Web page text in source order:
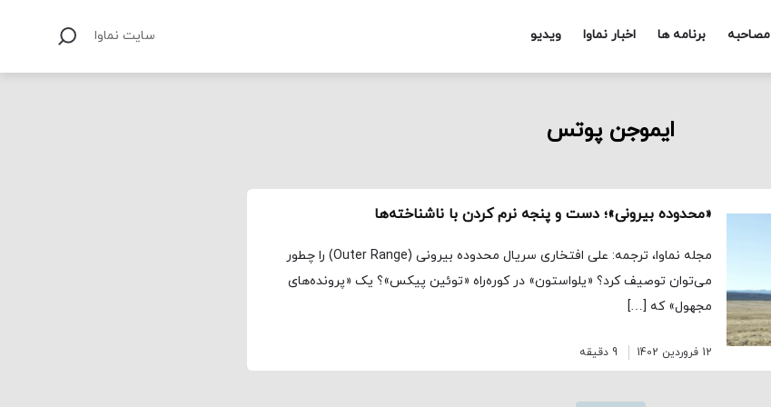
مصاحبه برنامه ها اخبار نماوا ویدیو سایت نماوا
ایموجن پوتس
«محدوده بیرونی»؛ دست و پنجه نرم کردن با ناشناخته‌ها
مجله نماوا، ترجمه: علی افتخاری سریال محدوده بیرونی (Outer Range) را چطور
می‌توان توصیف کرد؟ «یلواستون» در کوره‌راه «توئین پیکس»؟ یک «پرونده‌های
مجهول» که […]
12 فروردین 1402 9 دقیقه